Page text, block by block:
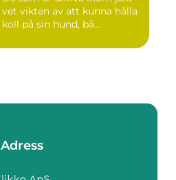
vet vikten av att kunna hålla
koll på sin hund, bå...
Adress